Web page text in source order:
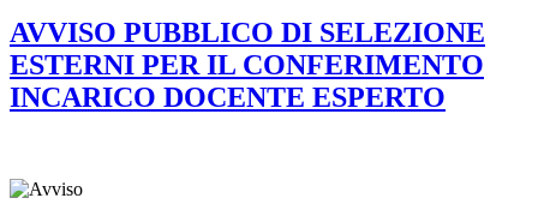
AVVISO PUBBLICO DI SELEZIONE
ESTERNI PER IL CONFERIMENTO
INCARICO DOCENTE ESPERTO